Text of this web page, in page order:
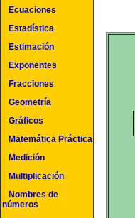
Ecuaciones
Estadística
Estimación
Exponentes
Fracciones
Geometría
Gráficos
Matemática Práctica
Medición
Multiplicación
Nombres de
números